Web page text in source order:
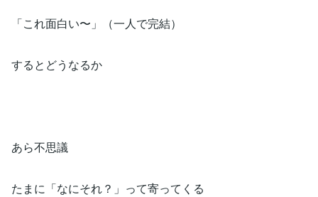
「これ面白い〜」（一人で完結）
するとどうなるか
あら不思議
たまに「なにそれ？」って寄ってくる